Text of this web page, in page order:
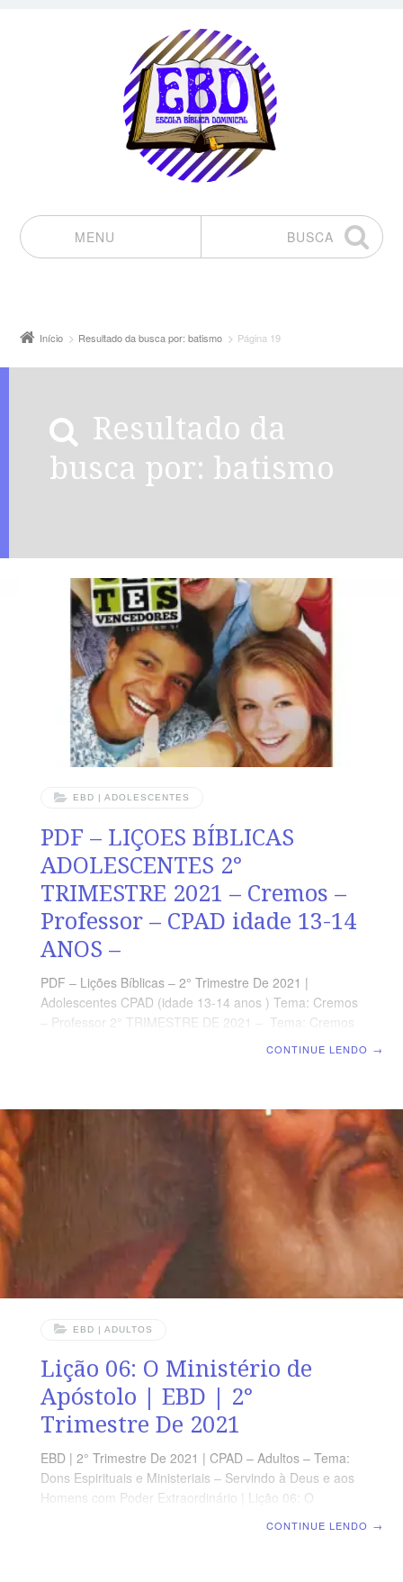
MENU
BUSCA
Início Resultado da busca por: batismo Página 19
Resultado da
busca por: batismo
EBD | ADOLESCENTES
PDF – LIÇOES BÍBLICAS
ADOLESCENTES 2°
TRIMESTRE 2021 – Cremos –
Professor – CPAD idade 13-14
ANOS –
PDF – Lições Bíblicas – 2° Trimestre De 2021 |
Adolescentes CPAD (idade 13-14 anos ) Tema: Cremos
– Professor 2° TRIMESTRE DE 2021 – Tema: Cremos
SERA REDIRECIONADO A UMA PAGINA PARA
BAIXAR. Você Pode Baixar em seu
COMPUTADOR,CELULAR,TABLET OU IMPRIMIR .
OBS: CASO TENHA DIFICULDADE EM BAIXAR A
REVISTA, MANDE UM EMAIL PARA:
( revistaescoladominical@gmail.com ) E VAMOS TE
AJUDAR Reenviando DIRETAMENTE EM SEU EMAIL
CONTINUE LENDO →
EBD | ADULTOS
Lição 06: O Ministério de
Apóstolo | EBD | 2°
Trimestre De 2021
EBD | 2° Trimestre De 2021 | CPAD – Adultos – Tema:
Dons Espirituais e Ministeriais – Servindo à Deus e aos
Homens com Poder Extraordinário | Lição 06: O
CONTINUE LENDO →